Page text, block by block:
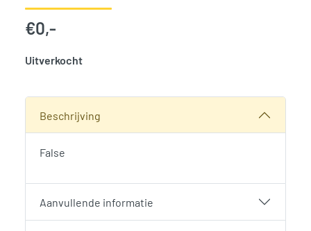
€0,-
Uitverkocht
Beschrijving
False
Aanvullende informatie